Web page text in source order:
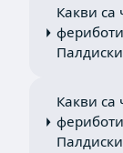
Какви са
Какви са